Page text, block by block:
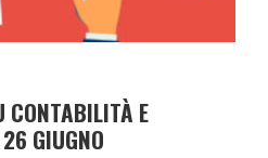
CONTABILITÀ E
GIUGNO